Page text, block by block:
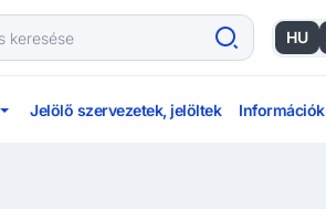
HU
Jelölő szervezetek, jelöltek Információk